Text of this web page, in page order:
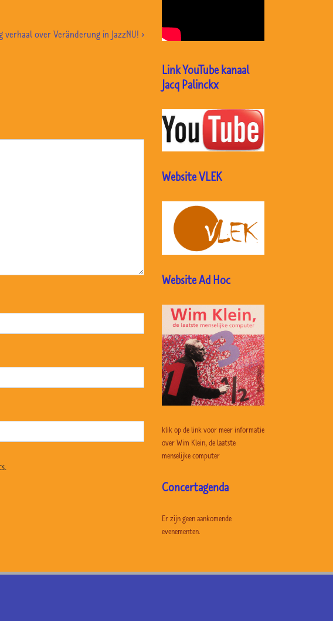
verhaal over Veränderung in JazzNU! ›
Link YouTube kanaal
Jacq Palinckx
Website VLEK
Website Ad Hoc
klik op de link voor meer informatie
over Wim Klein, de laatste
menselijke computer
Concertagenda
Er zijn geen aankomende
evenementen.